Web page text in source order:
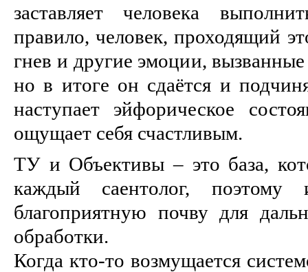
заставляет человека
правило, человек, проходящий
гнев и другие эмоции,
но в итоге он сдаётся и
наступает эйфорическое
ощущает себя счастливым.
ТУ и Объективы – это база,
каждый саентолог,
благоприятную почву для
обработки.
Когда кто-то возмущается